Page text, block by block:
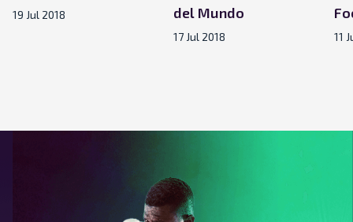
19 Jul 2018
del Mundo
17 Jul 2018 11